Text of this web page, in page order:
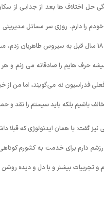
حل اختلاف ها بعد از جدایی از
را دارم. روزی سر مسائل
حرف هایم را صادقانه می زنم و
فدراسیون نه می‌گویند، اما من از
باشیم بلکه باید سیستم را نقد و
نیز گفت: با همان ایدئولوژی که
دارم برای خدمت به کشورم کوتاهی
و تجربیات بیشتر و با دل و دیده روشن